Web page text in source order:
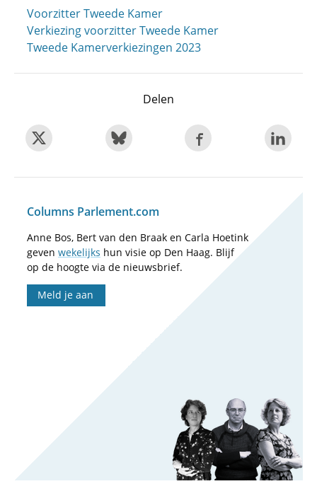
Voorzitter Tweede Kamer
Verkiezing voorzitter Tweede Kamer
Tweede Kamerverkiezingen 2023
Delen
Columns Parlement.com
Anne Bos, Bert van den Braak en Carla Hoetink
geven wekelijks hun visie op Den Haag. Blijf
op de hoogte via de nieuwsbrief.
Meld je aan